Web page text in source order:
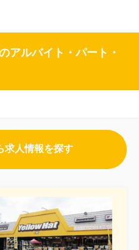
アルバイト・パート・
求人情報を探す